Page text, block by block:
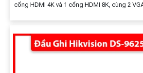
cổng HDMI 4K và 1 cổng HDMI 8K, cùng 2